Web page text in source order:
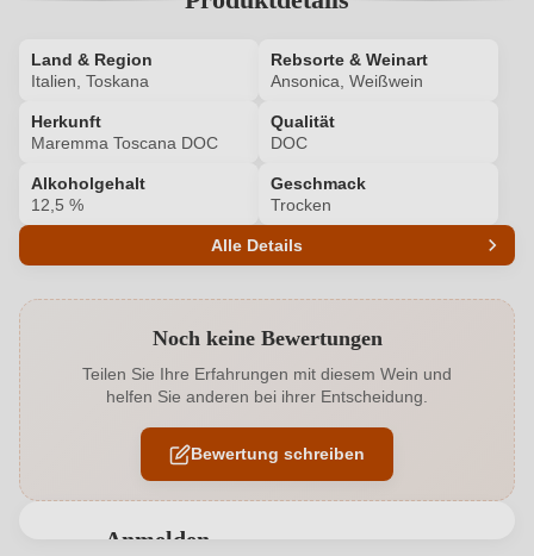
Land & Region
Italien, Toskana
Rebsorte & Weinart
Ansonica, Weißwein
Herkunft
Maremma Toscana DOC
Qualität
DOC
Alkoholgehalt
12,5 %
Geschmack
Trocken
Alle Details
Alkoholgehalt in % 12,5 %
Allergene Enthält Sulfite
Bio EU
Noch keine Bewertungen
Teilen Sie Ihre Erfahrungen mit diesem Wein und
helfen Sie anderen bei ihrer Entscheidung.
Bewertung schreiben
Anmelden